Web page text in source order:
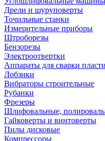
Дрели и шуруповерты
Точильные станки
Измерительные приборы
Штроборезы
Бензорезы
Электроотвертки
Аппараты для сварки
Лобзики
Вибраторы строительные
Рубанки
Фрезеры
Шлифовальные,
Гайковерты и винтоверты
Пилы дисковые
Компрессоры